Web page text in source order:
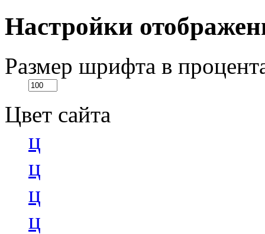
Настройки
Размер шрифта в
Цвет сайта
ц
ц
ц
ц